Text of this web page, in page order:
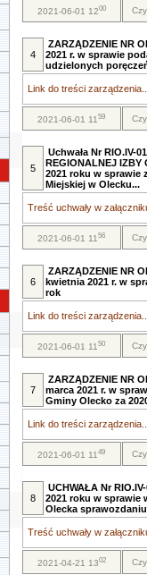
2021-06-01 1200
4
ZARZĄDZENIE NR
2021 r. w sprawie
udzielonych
Link do treści
2021-06-01 1159
5
Uchwała Nr RIO.IV-
REGIONALNEJ IZBY
2021 roku w sprawie
Miejskiej w Olecku...
Treść uchwały w
2021-06-01 1156
6
ZARZĄDZENIE NR
kwietnia 2021 r. w
rok
Link do treści
2021-06-01 1150
7
ZARZĄDZENIE NR
marca 2021 r. w
Gminy Olecko za
Link do treści
2021-06-01 1149
8
UCHWAŁA Nr
2021 roku w sprawie
Olecka
Treść uchwały w
2021-04-21 1302